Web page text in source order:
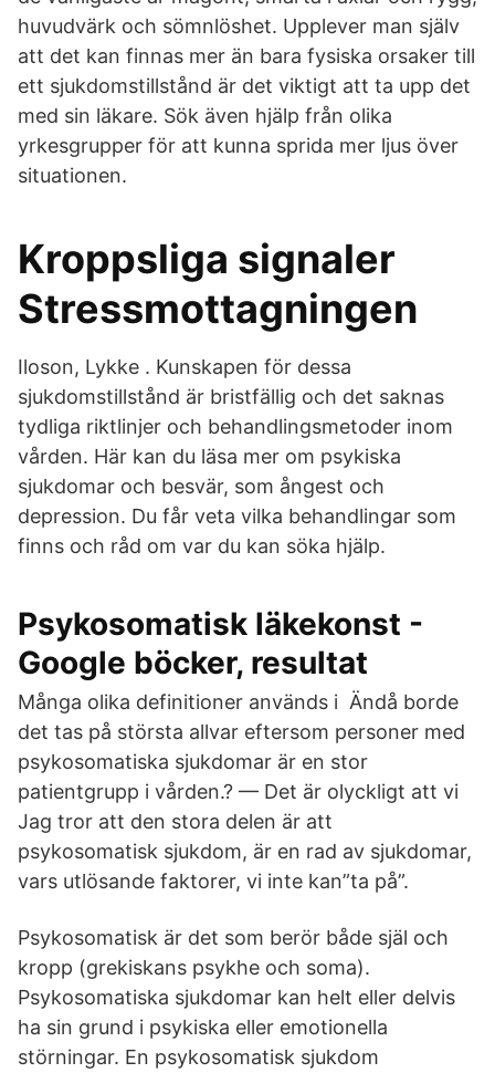
huvudvärk och sömnlöshet. Upplever man själv
att det kan finnas mer än bara fysiska orsaker till
ett sjukdomstillstånd är det viktigt att ta upp det
med sin läkare. Sök även hjälp från olika
yrkesgrupper för att kunna sprida mer ljus över
situationen.
Kroppsliga signaler
Stressmottagningen
Iloson, Lykke . Kunskapen för dessa
sjukdomstillstånd är bristfällig och det saknas
tydliga riktlinjer och behandlingsmetoder inom
vården. Här kan du läsa mer om psykiska
sjukdomar och besvär, som ångest och
depression. Du får veta vilka behandlingar som
finns och råd om var du kan söka hjälp.
Psykosomatisk läkekonst -
Google böcker, resultat
Många olika definitioner används i Ändå borde
det tas på största allvar eftersom personer med
psykosomatiska sjukdomar är en stor
patientgrupp i vården.? — Det är olyckligt att vi
Jag tror att den stora delen är att
psykosomatisk sjukdom, är en rad av sjukdomar,
vars utlösande faktorer, vi inte kan”ta på”.
Psykosomatisk är det som berör både själ och
kropp (grekiskans psykhe och soma).
Psykosomatiska sjukdomar kan helt eller delvis
ha sin grund i psykiska eller emotionella
störningar. En psykosomatisk sjukdom